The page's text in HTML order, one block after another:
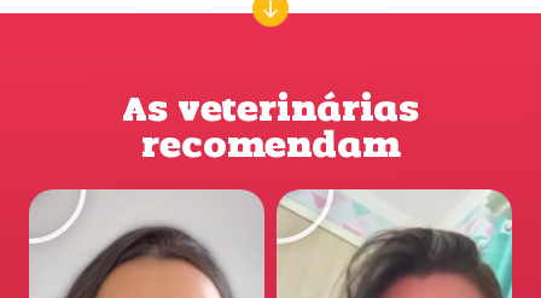
As veterinárias
recomendam